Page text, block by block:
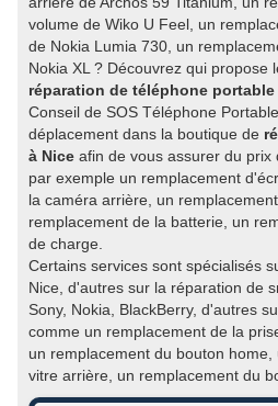
volume de Wiko U Feel, un
de Nokia Lumia 730, un
Nokia XL ? Découvrez qui propose
réparation de téléphone portable
Conseil de SOS Téléphone
déplacement dans la boutique de
à Nice afin de vous assurer du prix
par exemple un remplacement
la caméra arrière, un
remplacement de la batterie, un
de charge.
Certains services sont spécialisés
Nice, d'autres sur la réparation de
Sony, Nokia, BlackBerry, d'autres
comme un remplacement de la
un remplacement du bouton
vitre arrière, un remplacement du